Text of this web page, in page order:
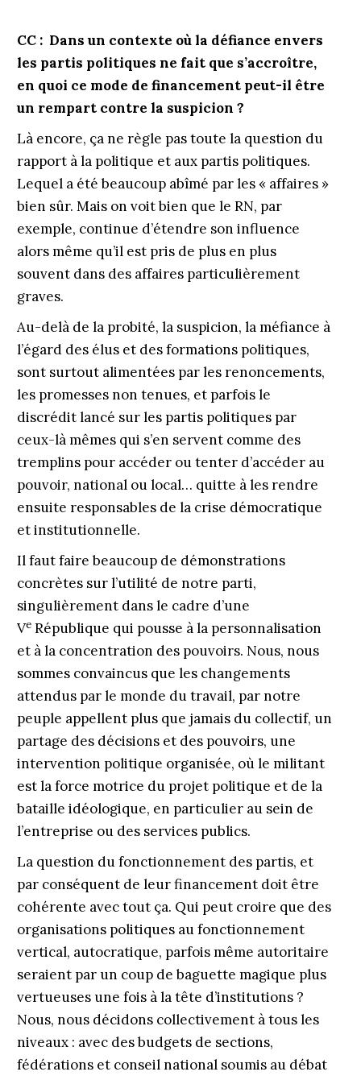
CC : Dans un contexte où la défiance envers
les partis politiques ne fait que s’accroître,
en quoi ce mode de financement peut-il être
un rempart contre la suspicion ?
Là encore, ça ne règle pas toute la question du
rapport à la politique et aux partis politiques.
Lequel a été beaucoup abîmé par les « affaires »
bien sûr. Mais on voit bien que le RN, par
exemple, continue d’étendre son influence
alors même qu’il est pris de plus en plus
souvent dans des affaires particulièrement
graves.
Au-delà de la probité, la suspicion, la méfiance à
l’égard des élus et des formations politiques,
sont surtout alimentées par les renoncements,
les promesses non tenues, et parfois le
discrédit lancé sur les partis politiques par
ceux-là mêmes qui s’en servent comme des
tremplins pour accéder ou tenter d’accéder au
pouvoir, national ou local… quitte à les rendre
ensuite responsables de la crise démocratique
et institutionnelle.
Il faut faire beaucoup de démonstrations
concrètes sur l’utilité de notre parti,
singulièrement dans le cadre d’une
VeRépublique qui pousse à la personnalisation
et à la concentration des pouvoirs. Nous, nous
sommes convaincus que les changements
attendus par le monde du travail, par notre
peuple appellent plus que jamais du collectif, un
partage des décisions et des pouvoirs, une
intervention politique organisée, où le militant
est la force motrice du projet politique et de la
bataille idéologique, en particulier au sein de
l’entreprise ou des services publics.
La question du fonctionnement des partis, et
par conséquent de leur financement doit être
cohérente avec tout ça. Qui peut croire que des
organisations politiques au fonctionnement
vertical, autocratique, parfois même autoritaire
seraient par un coup de baguette magique plus
vertueuses une fois à la tête d’institutions ?
Nous, nous décidons collectivement à tous les
niveaux : avec des budgets de sections,
fédérations et conseil national soumis au débat